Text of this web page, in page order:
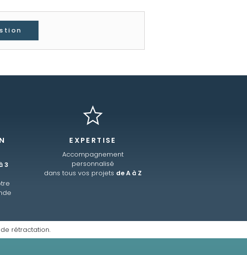
3
EXPERTISE
Accompagnement
personnalisé
dans tous vos projets de A à Z
rétractation.